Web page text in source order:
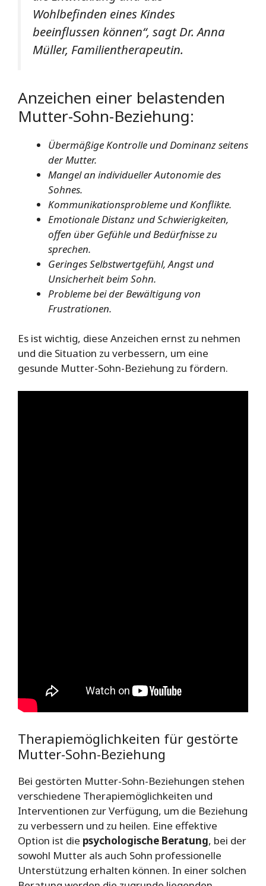
Wohlbefinden eines Kindes
beeinflussen können“, sagt Dr. Anna
Müller, Familientherapeutin.
Anzeichen einer belastenden
Mutter-Sohn-Beziehung:
Übermäßige Kontrolle und Dominanz seitens
der Mutter.
Mangel an individueller Autonomie des
Sohnes.
Kommunikationsprobleme und Konflikte.
Emotionale Distanz und Schwierigkeiten,
offen über Gefühle und Bedürfnisse zu
sprechen.
Geringes Selbstwertgefühl, Angst und
Unsicherheit beim Sohn.
Probleme bei der Bewältigung von
Frustrationen.
Es ist wichtig, diese Anzeichen ernst zu nehmen
und die Situation zu verbessern, um eine
gesunde Mutter-Sohn-Beziehung zu fördern.
Therapiemöglichkeiten für gestörte
Mutter-Sohn-Beziehung
Bei gestörten Mutter-Sohn-Beziehungen stehen
verschiedene Therapiemöglichkeiten und
Interventionen zur Verfügung, um die Beziehung
zu verbessern und zu heilen. Eine effektive
Option ist die psychologische Beratung, bei der
sowohl Mutter als auch Sohn professionelle
Unterstützung erhalten können. In einer solchen